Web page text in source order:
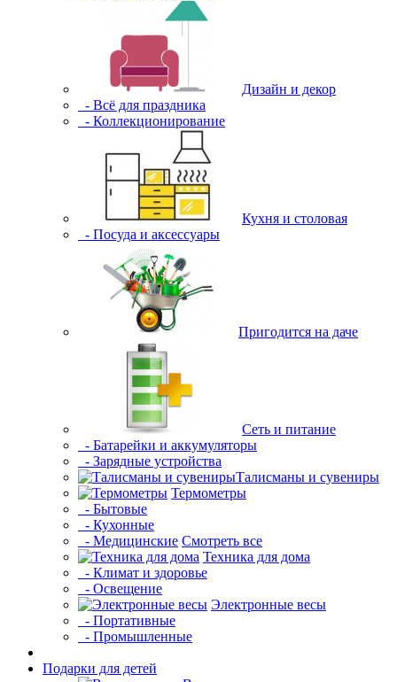
Дизайн и декор
- Всё для праздника
- Коллекционирование
Кухня и столовая
- Посуда и аксессуары
Пригодится на даче
Сеть и питание
- Батарейки и аккумуляторы
- Зарядные устройства
Талисманы и сувениры
Термометры
- Бытовые
- Кухонные
- Медицинские Смотреть все
Техника для дома
- Климат и здоровье
- Освещение
Электронные весы
- Портативные
- Промышленные
Подарки для детей